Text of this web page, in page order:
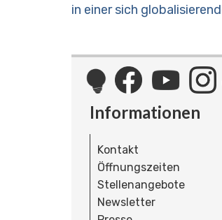
in einer sich
Informationen
Kontakt
Öffnungszeiten
Stellenangebote
Newsletter